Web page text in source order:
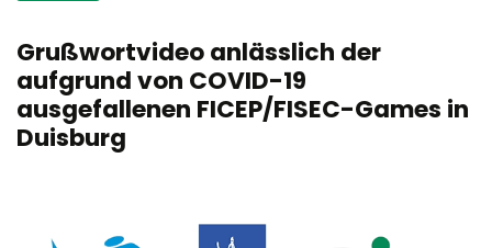
Grußwortvideo anlässlich der
aufgrund von COVID-19
ausgefallenen FICEP/FISEC-Games in
Duisburg
Kontakt
Bundessportfest '26